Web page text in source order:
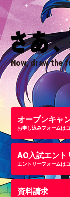
Now, draw the
オープンキャ
お申し込みフォームは
AO入試エント
エントリーフォームは
資料請求